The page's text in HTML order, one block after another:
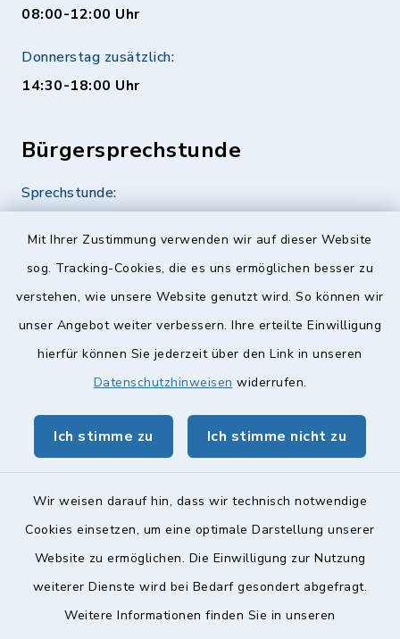
Mit Ihrer Zustimmung verwenden wir auf dieser Website
sog. Tracking-Cookies, die es uns ermöglichen besser zu
verstehen, wie unsere Website genutzt wird. So können wir
unser Angebot weiter verbessern. Ihre erteilte Einwilligung
hierfür können Sie jederzeit über den Link in unseren
Datenschutzhinweisen widerrufen.
Ich stimme zu Ich stimme nicht zu
Wir weisen darauf hin, dass wir technisch notwendige
Cookies einsetzen, um eine optimale Darstellung unserer
Website zu ermöglichen. Die Einwilligung zur Nutzung
weiterer Dienste wird bei Bedarf gesondert abgefragt.
Weitere Informationen finden Sie in unseren
08:00-12:00 Uhr
Donnerstag zusätzlich:
14:30-18:00 Uhr
Bürgersprechstunde
Sprechstunde:
Quicklinks
Landkreis Lichtenfels
geoPortal Lichtenfels
Barrierefreiheit